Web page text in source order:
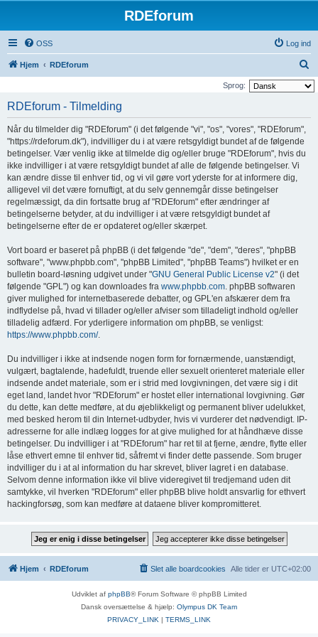
RDEforum
OSS Log ind
Hjem RDEforum
ø
Sprog:
RDEforum - Tilmelding
Når du tilmelder dig "RDEforum" (i det følgende "vi", "os", "vores", "RDEforum",
"https://rdeforum.dk"), indvilliger du i at være retsgyldigt bundet af de følgende
betingelser. Vær venlig ikke at tilmelde dig og/eller bruge "RDEforum", hvis du
ikke indvilliger i at være retsgyldigt bundet af alle de følgende betingelser. Vi
kan ændre disse til enhver tid, og vi vil gøre vort yderste for at informere dig,
alligevel vil det være fornuftigt, at du selv gennemgår disse betingelser
regelmæssigt, da din fortsatte brug af "RDEforum" efter ændringer af
betingelserne betyder, at du indvilliger i at være retsgyldigt bundet af
betingelserne efter de er opdateret og/eller skærpet.
Vort board er baseret på phpBB (i det følgende "de", "dem", "deres", "phpBB
software", "www.phpbb.com", "phpBB Limited", "phpBB Teams") hvilket er en
bulletin board-løsning udgivet under "GNU General Public License v2" (i det
følgende "GPL") og kan downloades fra www.phpbb.com. phpBB softwaren
giver mulighed for internetbaserede debatter, og GPL'en afskærer dem fra
indflydelse på, hvad vi tillader og/eller afviser som tilladeligt indhold og/eller
tilladelig adfærd. For yderligere information om phpBB, se venligst:
https://www.phpbb.com/.
Du indvilliger i ikke at indsende nogen form for fornærmende, uanstændigt,
vulgært, bagtalende, hadefuldt, truende eller sexuelt orienteret materiale eller
indsende andet materiale, som er i strid med lovgivningen, det være sig i dit
eget land, landet hvor "RDEforum" er hostet eller international lovgivning. Gør
du dette, kan dette medføre, at du øjeblikkeligt og permanent bliver udelukket,
med besked herom til din Internet-udbyder, hvis vi vurderer det nødvendigt. IP-
adresserne for alle indlæg logges for at give mulighed for at håndhæve disse
betingelser. Du indvilliger i at "RDEforum" har ret til at fjerne, ændre, flytte eller
låse ethvert emne til enhver tid, såfremt vi finder dette passende. Som bruger
indvilliger du i at al information du har skrevet, bliver lagret i en database.
Selvom denne information ikke vil blive videregivet til tredjemand uden dit
samtykke, vil hverken "RDEforum" eller phpBB blive holdt ansvarlig for ethvert
hackingforsøg, som kan medføre at dataene bliver kompromitteret.
Hjem RDEforum Alle tider er UTC+02:00
Slet alle boardcookies
Udviklet af phpBB® Forum Software © phpBB Limited
Dansk oversættelse & hjælp: Olympus DK Team
PRIVACY_LINK | TERMS_LINK